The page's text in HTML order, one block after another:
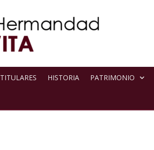
TITULARES HISTORIA PATRIMONIO